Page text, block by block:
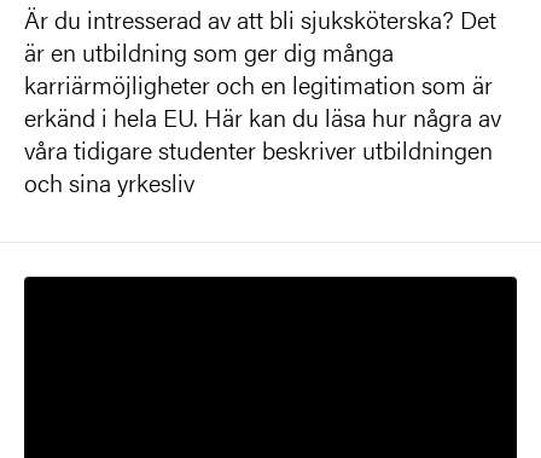
Är du intresserad av att bli sjuksköterska? Det
är en utbildning som ger dig många
karriärmöjligheter och en legitimation som är
erkänd i hela EU. Här kan du läsa hur några av
våra tidigare studenter beskriver utbildningen
och sina yrkesliv